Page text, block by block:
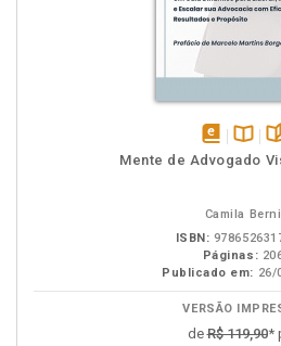
disponível
Mente de Advogado
Camila Berni
ISBN:
Páginas:
Publicado em: 26/
VERSÃO
deR$ 119,90*